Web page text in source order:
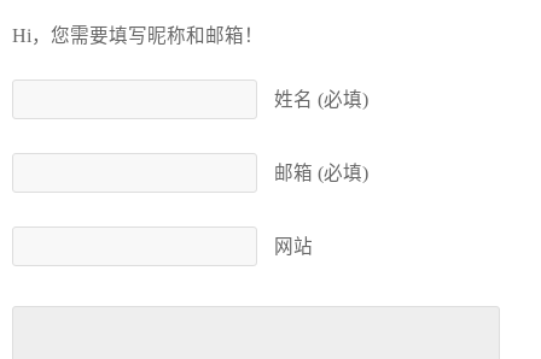
Hi，您需要填写昵称和邮箱！
姓名 (必填)
邮箱 (必填)
网站